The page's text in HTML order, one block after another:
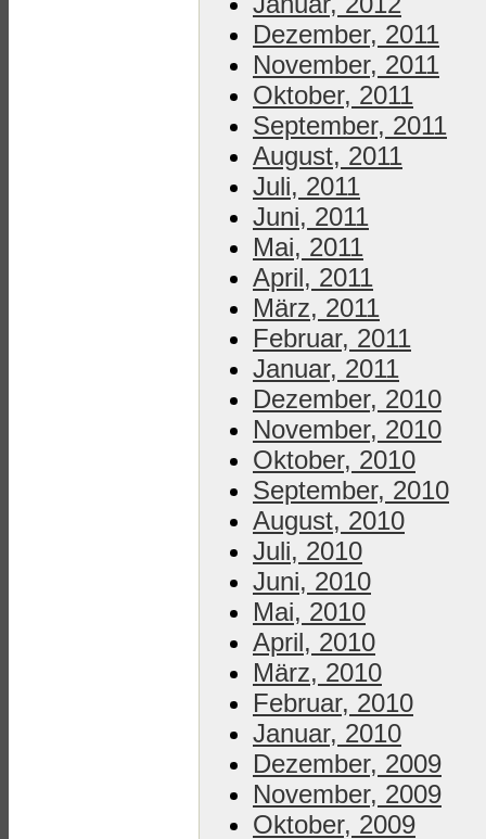
Dezember, 2011
November, 2011
Oktober, 2011
September, 2011
August, 2011
Juli, 2011
Juni, 2011
Mai, 2011
April, 2011
März, 2011
Februar, 2011
Januar, 2011
Dezember, 2010
November, 2010
Oktober, 2010
September, 2010
August, 2010
Juli, 2010
Juni, 2010
Mai, 2010
April, 2010
März, 2010
Februar, 2010
Januar, 2010
Dezember, 2009
November, 2009
Oktober, 2009